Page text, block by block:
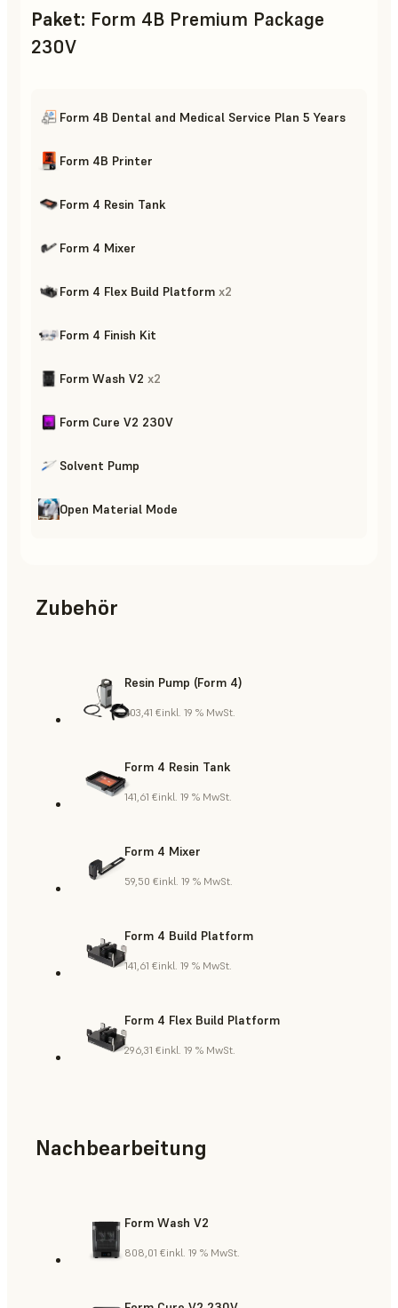
Paket: Form 4B Premium Package
230V
Form 4B Dental and Medical Service Plan 5 Years
Form 4B Printer
Form 4 Resin Tank
Form 4 Mixer
Form 4 Flex Build Platform x2
Form 4 Finish Kit
Form Wash V2 x2
Form Cure V2 230V
Solvent Pump
Open Material Mode
Zubehör
Resin Pump (Form 4)
403,41 €inkl. 19 % MwSt.
Form 4 Resin Tank
141,61 €inkl. 19 % MwSt.
Form 4 Mixer
59,50 €inkl. 19 % MwSt.
Form 4 Build Platform
141,61 €inkl. 19 % MwSt.
Form 4 Flex Build Platform
296,31 €inkl. 19 % MwSt.
Nachbearbeitung
Form Wash V2
808,01 €inkl. 19 % MwSt.